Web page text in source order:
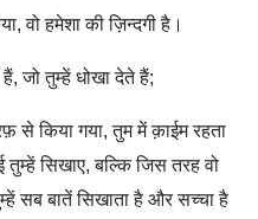
वो हमेशा की ज़िन्दगी है।
जो तुम्हें धोखा देते हैं;
से किया गया, तुम में क़ाईम रहता
सिखाए, बल्कि जिस तरह वो
सब बातें सिखाता है और सच्चा है